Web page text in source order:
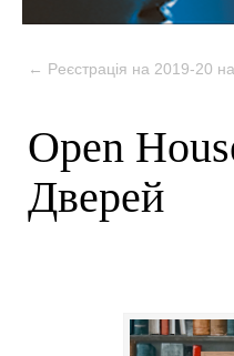
← Pеєстрація на 2019-20
Open
Дверей